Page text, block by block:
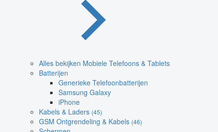
Alles bekijken Mobiele Telefoons & Tablets
Batterijen
Generieke Telefoonbatterijen
Samsung Galaxy
iPhone
Kabels & Laders (45)
GSM Ontgrendeling & Kabels (46)